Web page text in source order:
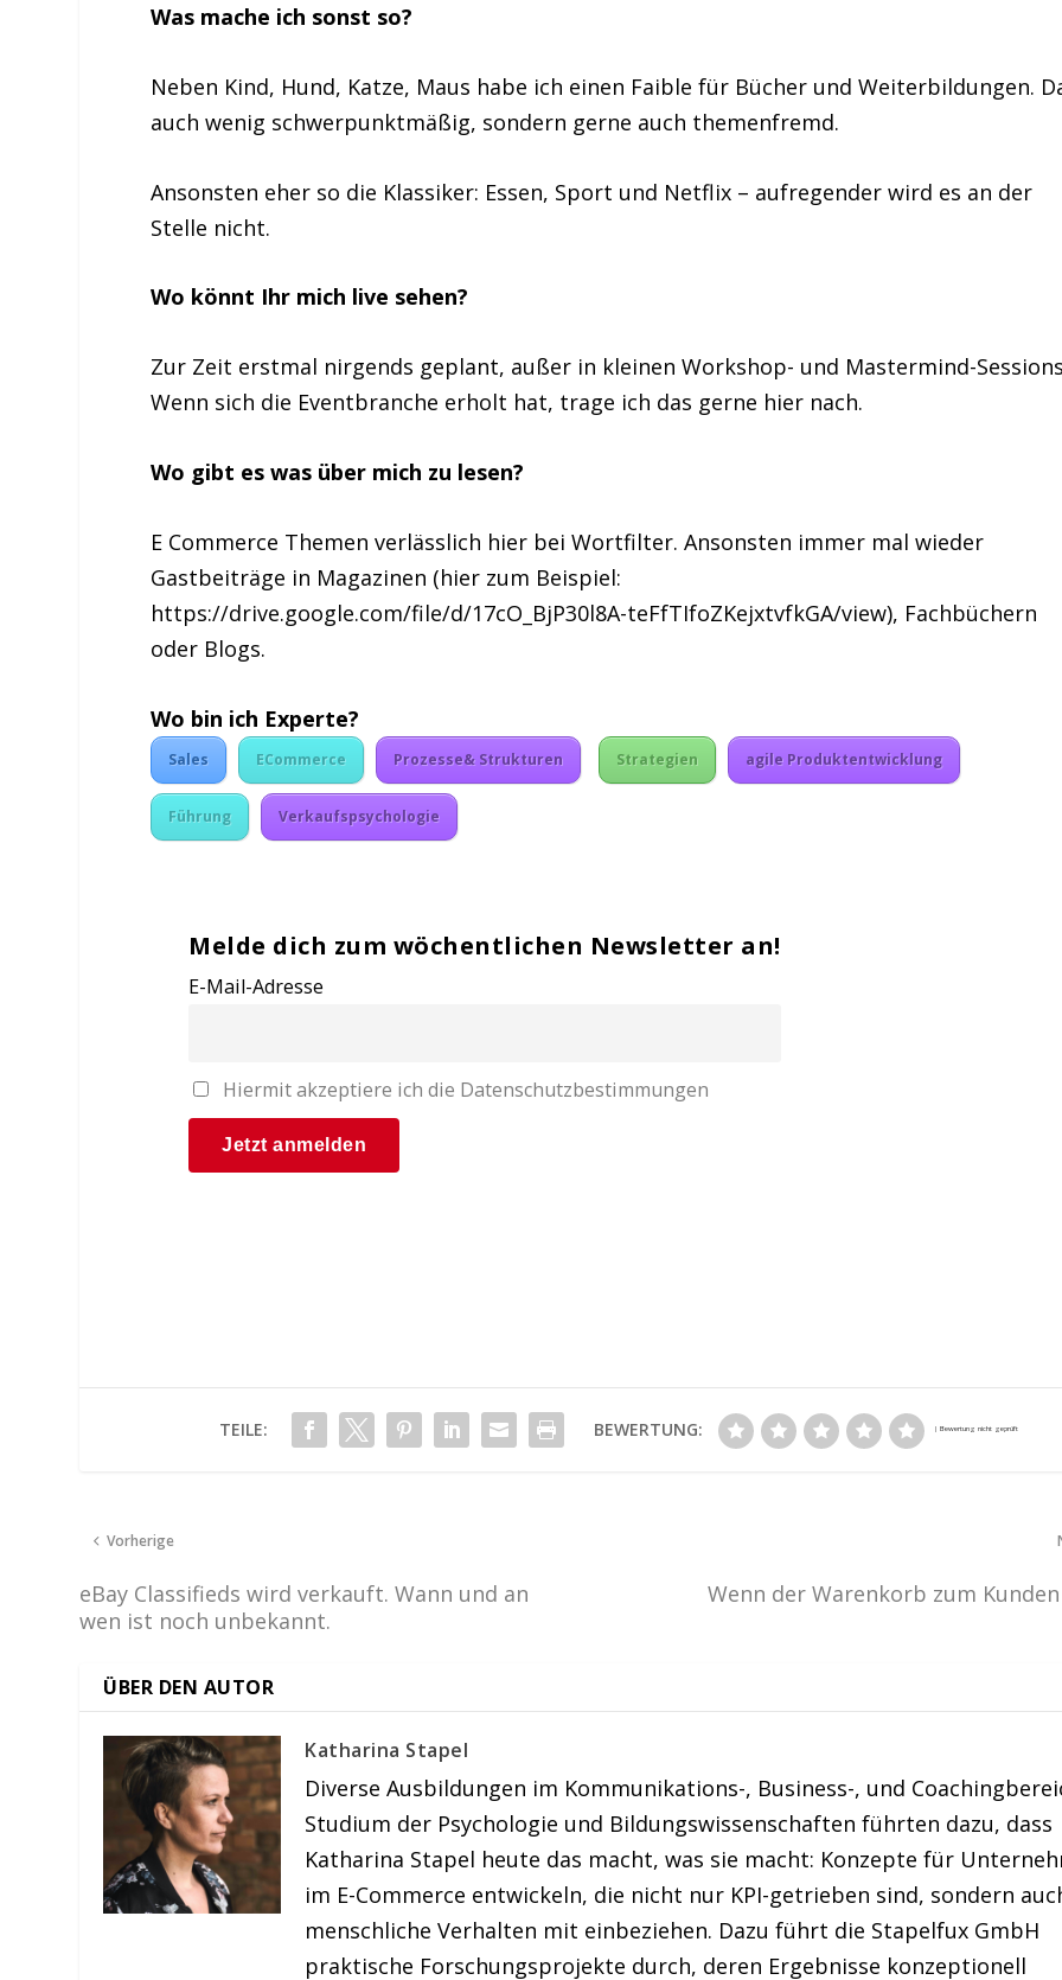
Was mache ich sonst so?
Neben Kind, Hund, Katze, Maus habe ich einen Faible für Bücher und Weiterbildungen.
auch wenig schwerpunktmäßig, sondern gerne auch themenfremd.
Ansonsten eher so die Klassiker: Essen, Sport und Netflix – aufregender wird es an der
Stelle nicht.
Wo könnt Ihr mich live sehen?
Zur Zeit erstmal nirgends geplant, außer in kleinen Workshop- und Mastermind-
Wenn sich die Eventbranche erholt hat, trage ich das gerne hier nach.
Wo gibt es was über mich zu lesen?
E Commerce Themen verlässlich hier bei Wortfilter. Ansonsten immer mal wieder
Gastbeiträge in Magazinen (hier zum Beispiel:
https://drive.google.com/file/d/17cO_BjP30l8A-teFfTIfoZKejxtvfkGA/view), Fachbüchern
oder Blogs.
Wo bin ich Experte?
Sales ECommerce Prozesse& Strukturen Strategien agile Produktentwicklung
Führung Verkaufspsychologie
Melde dich zum wöchentlichen Newsletter an!
E-Mail-Adresse
Hiermit akzeptiere ich die Datenschutzbestimmungen
TEILE: BEWERTUNG:
Vorherige
eBay Classifieds wird verkauft. Wann und an
wen ist noch unbekannt.
Wenn der Warenkorb zum
ÜBER DEN AUTOR
Katharina Stapel
Diverse Ausbildungen im Kommunikations-, Business-, und
Studium der Psychologie und Bildungswissenschaften führten dazu, dass
Katharina Stapel heute das macht, was sie macht: Konzepte für
im E-Commerce entwickeln, die nicht nur KPI-getrieben sind, sondern
menschliche Verhalten mit einbeziehen. Dazu führt die Stapelfux GmbH
praktische Forschungsprojekte durch, deren Ergebnisse konzeptionell